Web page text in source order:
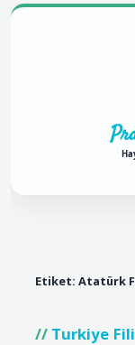
Etiket: Atatürk
Turkiye